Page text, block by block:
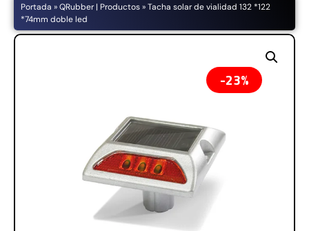
Portada »QRubber | Productos»Tacha solar de vialidad 132 *122
*74mm doble led
23%
Productos
Rampa Móvil Hidráulica
carga 10ton
22.711.412
Juego Modular 35